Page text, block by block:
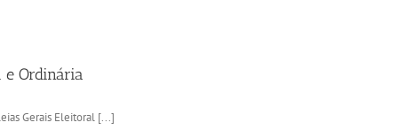
e Ordinária
Gerais Eleitoral [...]